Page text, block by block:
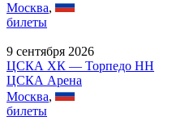
Москва,
билеты
9 сентября 2026
ЦСКА ХК — Торпедо НН
ЦСКА Арена
Москва,
билеты